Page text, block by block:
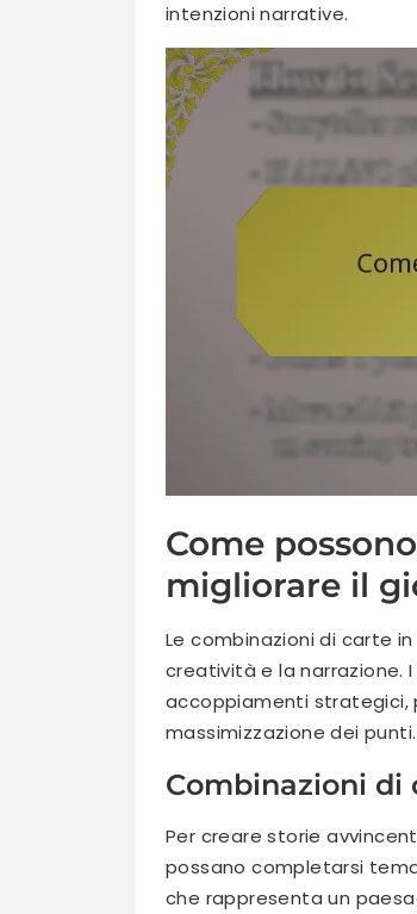
intenzioni narrative.
Come
migliorare il
Le combinazioni di carte
creatività e la narrazione.
accoppiamenti strategici,
massimizzazione dei punti.
Combinazioni di
Per creare storie
possano completarsi
che rappresenta un